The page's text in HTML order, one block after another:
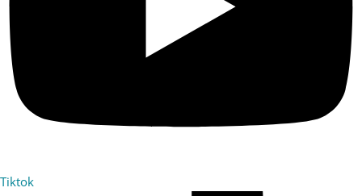
Tiktok